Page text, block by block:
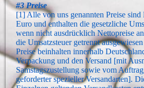
#3 Preise
[1] Alle von uns genannten Preise sind
Euro und enthalten die gesetzliche
wenn nicht ausdrücklich Nettopreise
die Umsatzsteuer getrennt
Preise beinhalten innerhalb
Verpackung und den Versand [mit
Samstagszustellung sowie vom
geforderter spezieller Versandarten].